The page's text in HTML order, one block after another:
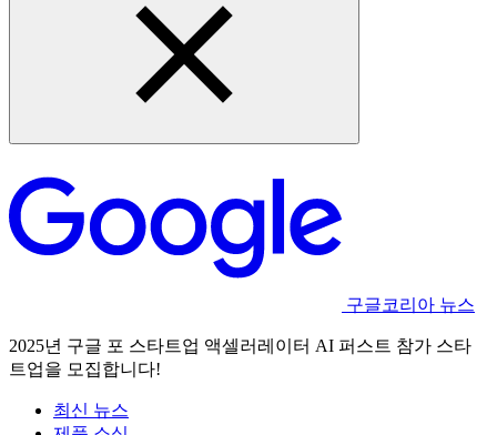
구글코리아 뉴스
2025년 구글 포 스타트업 액셀러레이터 AI 퍼스트 참가 스타
트업을 모집합니다!
최신 뉴스